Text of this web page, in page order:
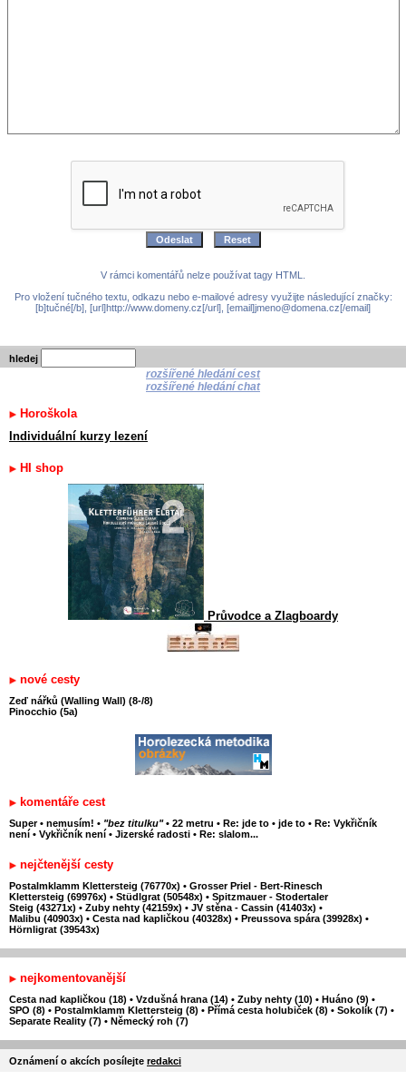
V rámci komentářů nelze používat tagy HTML.
Pro vložení tučného textu, odkazu nebo e-mailové adresy využijte následující značky:
[b]tučné[/b], [url]http://www.domeny.cz[/url], [email]jmeno@domena.cz[/email]
hledej
rozšířené hledání cest
rozšířené hledání chat
Horoškola
Individuální kurzy lezení
HI shop
Průvodce a Zlagboardy
nové cesty
Zeď nářků (Walling Wall) (8-/8)
Pinocchio (5a)
komentáře cest
Super • nemusím! • "bez titulku" • 22 metru • Re: jde to • jde to • Re: Vykřičník
není • Vykřičník není • Jizerské radosti • Re: slalom...
nejčtenější cesty
Postalmklamm Klettersteig (76770x) • Grosser Priel - Bert-Rinesch
Klettersteig (69976x) • Stüdlgrat (50548x) • Spitzmauer - Stodertaler
Steig (43271x) • Zuby nehty (42159x) • JV stěna - Cassin (41403x) •
Malibu (40903x) • Cesta nad kapličkou (40328x) • Preussova spára (39928x) •
Hörnligrat (39543x)
nejkomentovanější
Cesta nad kapličkou (18) • Vzdušná hrana (14) • Zuby nehty (10) • Huáno (9) •
SPO (8) • Postalmklamm Klettersteig (8) • Přímá cesta holubiček (8) • Sokolík (7) •
Separate Reality (7) • Německý roh (7)
Oznámení o akcích posílejte redakci